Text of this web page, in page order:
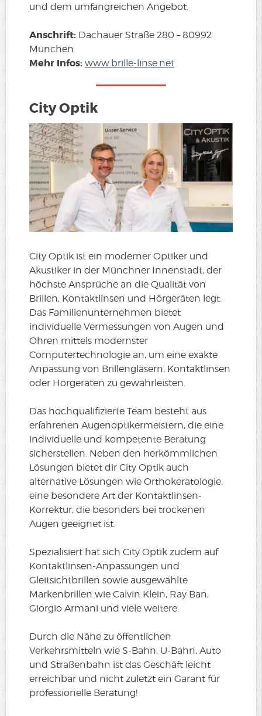
und dem umfangreichen Angebot.
Anschrift: Dachauer Straße 280 – 80992
München
Mehr Infos: www.brille-linse.net
City Optik
City Optik ist ein moderner Optiker und
Akustiker in der Münchner Innenstadt, der
höchste Ansprüche an die Qualität von
Brillen, Kontaktlinsen und Hörgeräten legt.
Das Familienunternehmen bietet
individuelle Vermessungen von Augen und
Ohren mittels modernster
Computertechnologie an, um eine exakte
Anpassung von Brillengläsern, Kontaktlinsen
oder Hörgeräten zu gewährleisten.
Das hochqualifizierte Team besteht aus
erfahrenen Augenoptikermeistern, die eine
individuelle und kompetente Beratung
sicherstellen. Neben den herkömmlichen
Lösungen bietet dir City Optik auch
alternative Lösungen wie Orthokeratologie,
eine besondere Art der Kontaktlinsen-
Korrektur, die besonders bei trockenen
Augen geeignet ist.
Spezialisiert hat sich City Optik zudem auf
Kontaktlinsen-Anpassungen und
Gleitsichtbrillen sowie ausgewählte
Markenbrillen wie Calvin Klein, Ray Ban,
Giorgio Armani und viele weitere.
Durch die Nähe zu öffentlichen
Verkehrsmitteln wie S-Bahn, U-Bahn, Auto
und Straßenbahn ist das Geschäft leicht
erreichbar und nicht zuletzt ein Garant für
professionelle Beratung!